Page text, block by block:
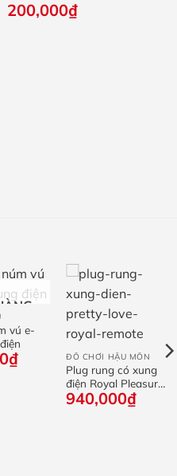
200,000₫
vú e-
₫ ĐỒ CHƠI HẬU MÔN
Plug rung có xung
điện Royal Pleasure
mạ vàng 24K điều
khiển remote
940,000₫